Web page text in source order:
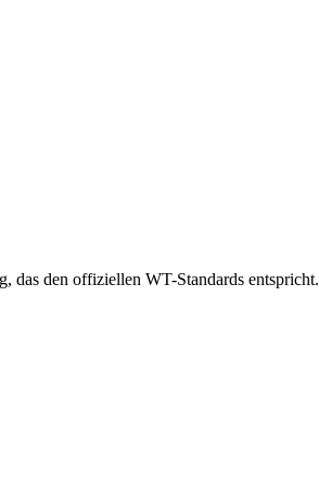
das den offiziellen WT-Standards entspricht.